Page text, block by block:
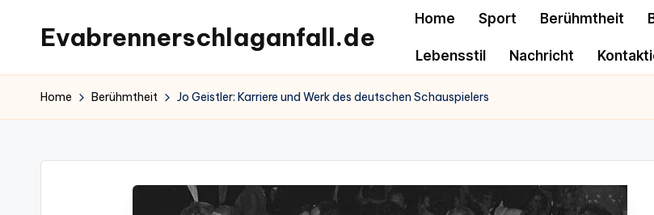
content
Evabrennerschlaganfall.de
Home Sport Berühmtheit
Lebensstil Nachricht
Home Berühmtheit Jo Geistler: Karriere und Werk des deutschen Schauspielers